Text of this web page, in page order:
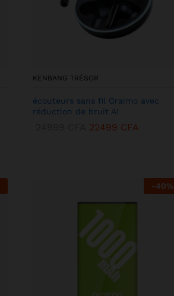
KENBANG TRÉSOR
écouteurs sans fil Oraimo avec
réduction de bruit AI
22499 CFA
-40%